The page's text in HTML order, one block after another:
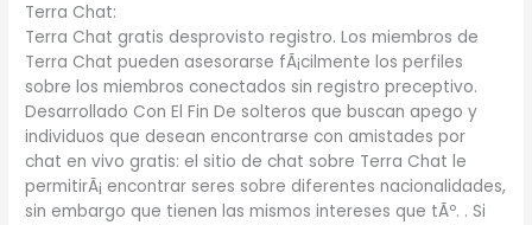
Terra Chat:
Terra Chat gratis desprovisto registro. Los miembros de
Terra Chat pueden asesorarse fÃ¡cilmente los perfiles
sobre los miembros conectados sin registro preceptivo.
Desarrollado Con El Fin De solteros que buscan apego y
individuos que desean encontrarse con amistades por
chat en vivo gratis: el sitio de chat sobre Terra Chat le
permitirÃ¡ encontrar seres sobre diferentes nacionalidades,
sin embargo que tienen las mismos intereses que tÃº. . Si